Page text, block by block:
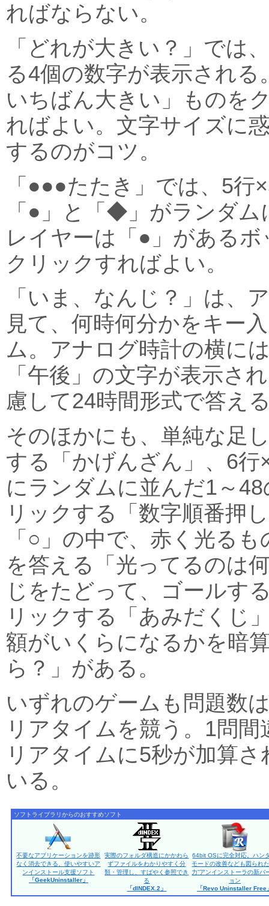
ればならない。
「どれが大きい？」では
る4個の数字が表示され
いちばん大きい」ものを
ればよい。文字サイズに
するのがコツ。
「●●●たたき」では、5
「●」と「◆」がランダ
レイヤーは「●」がある
クリックすればよい。
「いま、なんじ？」は、
見て、何時何分かをキー
ム。アナログ時計の横に
「午後」の文字が表示さ
慮して24時間形式で答え
そのほかにも、単純な足
する「かげんざん」、6
にランダムに並んだ1～
リックする「数字順番押
「○」の中で、赤く光る
を答える「光ってるのは
じをたどって、ゴールす
リックする「あみだくじ
額がいくらになるかを暗
ら？」がある。
いずれのゲームも問題数
リアタイムを競う。1問
リアタイムに5秒が加算
いる。
ソフトライブラリからのおすすめソフト
不要なアプリケーションを跡形
なく消去できる、使いやすいア
ンインストール支援ソフト
「GeekUninstaller」
実際のフォルダ構造にかかわら
ずファイルをわかりやすく分
類・管理し、すばやく参照でき
る
「dINDEX.2」
64bit OSに完全対応。ハン
モードの改善なども図られ
力”アンインストーラの新バ
ョン
「Revo Uninstaller Free